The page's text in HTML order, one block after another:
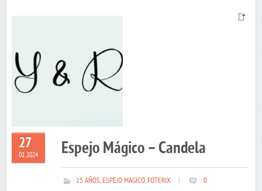
27
01 2024 Espejo Mágico – Candela
15 AÑOS,ESPEJO MAGICO,FOTERIX 0